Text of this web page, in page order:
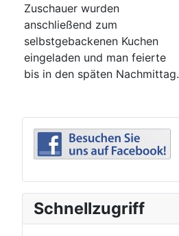
Zuschauer wurden
anschließend zum
selbstgebackenen Kuchen
eingeladen und man feierte
bis in den späten Nachmittag.
Schnellzugriff